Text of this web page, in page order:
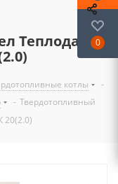
Теплодар
котлы
-
- Твердотопливный
20(2.0)
0